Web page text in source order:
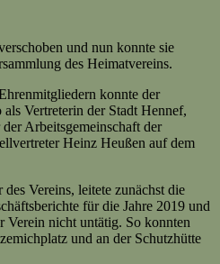
und nun konnte sie
des Heimatvereins.
konnte der
Vertreterin der Stadt Hennef,
Arbeitsgemeinschaft der
Heinz Heußen auf dem
Vereins, leitete zunächst die
für die Jahre 2019 und
Verein nicht untätig. So konnten
und an der Schutzhütte